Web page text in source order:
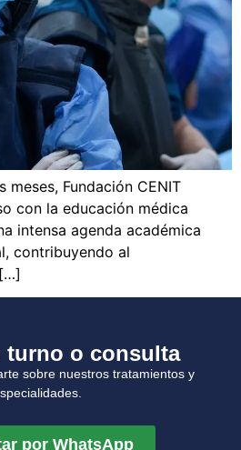
Fundación CENIT
con la educación médica
intensa agenda académica
contribuyendo al
turno o consulta
sobre nuestros tratamientos y
por WhatsApp